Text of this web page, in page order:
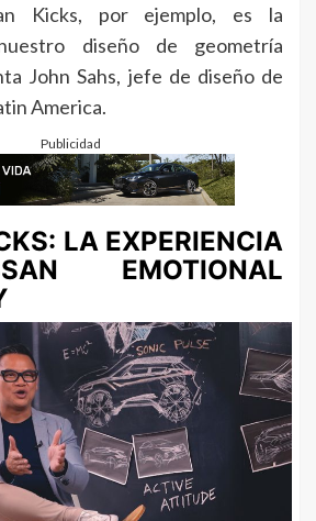
Kicks, por ejemplo, es la
diseño de geometría
John Sahs, jefe de diseño de
America.
Publicidad
LA EXPERIENCIA
EMOTIONAL